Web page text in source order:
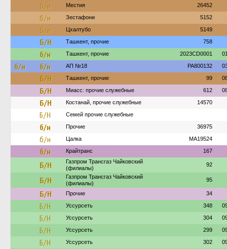
б/н Местия 26452
б/н Зестафони 5152
б/н Цхалтубо 5149
Б/Н Ташкент, прочие 758
б/н Ташкент, прочие 2023CD0001
б/н б/н АП №18 PA800132
Б/Н Ташкент, прочие 99
Б/Н Миасс: прочие служебные 612
Б/Н Костанай, прочие служебные 14570
Б/Н Семей прочие служебные
б/н Прочие 36975
б/н Цалка MA19524
б/н Крайтранс 167
Б/Н
Газпром Трансгаз Чайковский
(филиалы)
92
Б/Н
Газпром Трансгаз Чайковский
(филиалы)
95
Б/Н Прочие 34
Б/Н Уссурсеть 348
Б/Н Уссурсеть 304
Б/Н Уссурсеть 299
Б/Н Уссурсеть 302